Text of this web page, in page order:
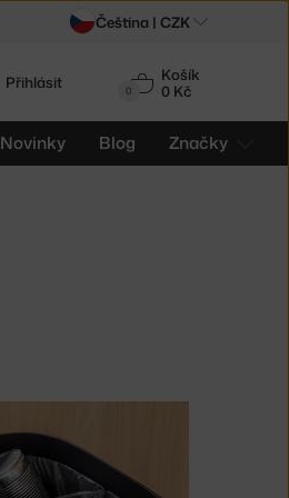
0
Košík
0 Kč
Novinky Blog Značky
Přihlásit
Čeština | CZK